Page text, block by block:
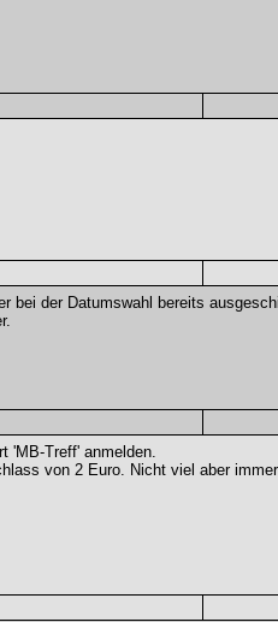
bei der Datumswahl bereits
'MB-Treff' anmelden.
von 2 Euro. Nicht viel aber